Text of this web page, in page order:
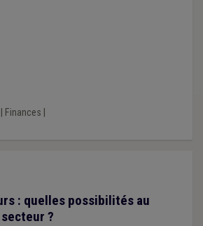
Finances
: quelles possibilités au
?